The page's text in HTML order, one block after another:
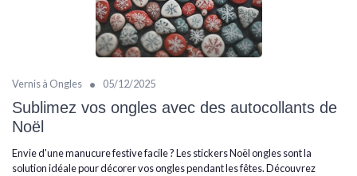
Vernis à Ongles • 05/12/2025
Sublimez vos ongles avec des autocollants de
Noël
Envie d'une manucure festive facile ? Les stickers Noël ongles sont la
solution idéale pour décorer vos ongles pendant les fêtes. Découvrez